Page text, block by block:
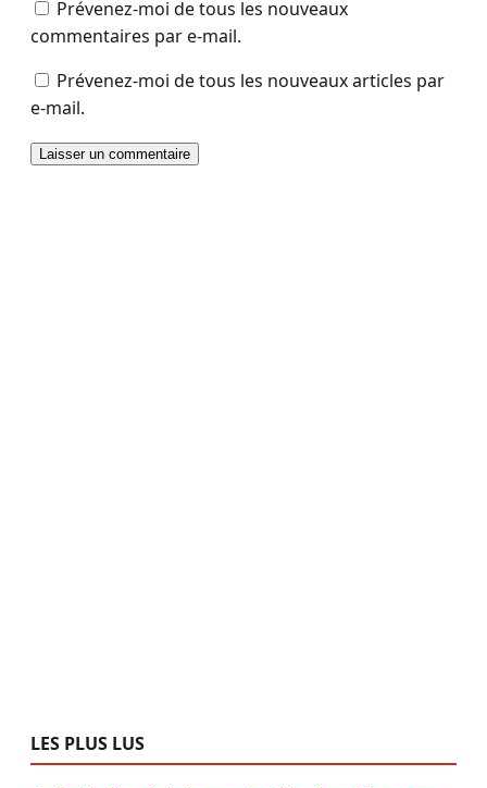
Prévenez-moi de tous les nouveaux
commentaires par e-mail.
Prévenez-moi de tous les nouveaux articles par
e-mail.
LES PLUS LUS